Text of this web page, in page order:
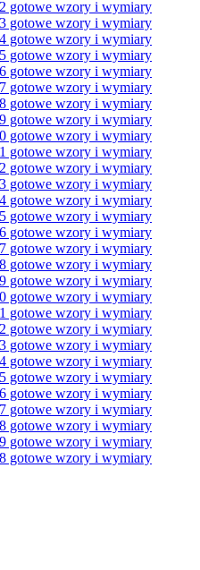
gotowe wzory i wymiary
gotowe wzory i wymiary
gotowe wzory i wymiary
gotowe wzory i wymiary
gotowe wzory i wymiary
gotowe wzory i wymiary
gotowe wzory i wymiary
gotowe wzory i wymiary
gotowe wzory i wymiary
gotowe wzory i wymiary
gotowe wzory i wymiary
gotowe wzory i wymiary
gotowe wzory i wymiary
gotowe wzory i wymiary
gotowe wzory i wymiary
gotowe wzory i wymiary
gotowe wzory i wymiary
gotowe wzory i wymiary
gotowe wzory i wymiary
gotowe wzory i wymiary
gotowe wzory i wymiary
gotowe wzory i wymiary
gotowe wzory i wymiary
gotowe wzory i wymiary
gotowe wzory i wymiary
gotowe wzory i wymiary
gotowe wzory i wymiary
gotowe wzory i wymiary
gotowe wzory i wymiary